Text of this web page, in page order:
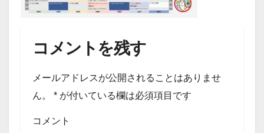
コメントを残す
メールアドレスが公開されることはありませ
ん。
* が付いている欄は必須項目です
コメント